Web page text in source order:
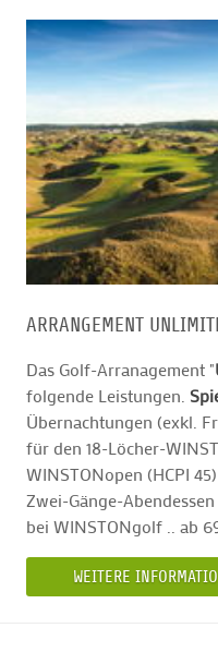
ARRANGEMENT
Das Golf-Arranagement "
folgende Leistungen.
Übernachtungen (exkl.
für den 18-Löcher-
WINSTONopen (HCPI
Zwei-Gänge-
bei WINSTONgolf .. ab
WEITERE